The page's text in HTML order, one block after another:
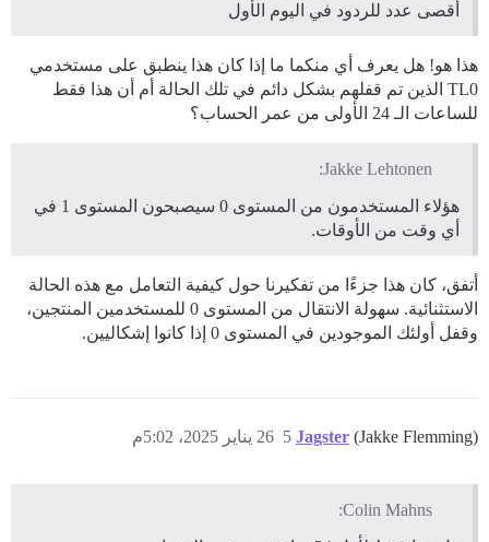
أقصى عدد للردود في اليوم الأول
هذا هو! هل يعرف أي منكما ما إذا كان هذا ينطبق على مستخدمي
TL0 الذين تم قفلهم بشكل دائم في تلك الحالة أم أن هذا فقط
للساعات الـ 24 الأولى من عمر الحساب؟
Jakke Lehtonen:
هؤلاء المستخدمون من المستوى 0 سيصبحون المستوى 1 في
أي وقت من الأوقات.
أتفق، كان هذا جزءًا من تفكيرنا حول كيفية التعامل مع هذه الحالة
الاستثنائية. سهولة الانتقال من المستوى 0 للمستخدمين المنتجين،
وقفل أولئك الموجودين في المستوى 0 إذا كانوا إشكاليين.
Jagster (Jakke Flemming) 26 يناير 2025، 5:02م 5
Colin Mahns: